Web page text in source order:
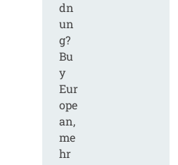
dn
un
g?
Bu
y
Eur
ope
an,
me
hr